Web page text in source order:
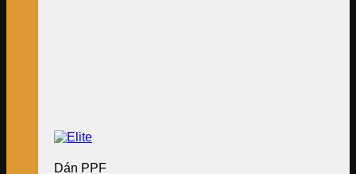
Dán PPF